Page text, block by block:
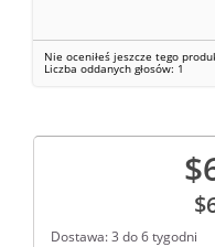
Nie oceniłeś jeszcze tego
Liczba oddanych głosów: 1
Dostawa: 3 do 6 tygodni